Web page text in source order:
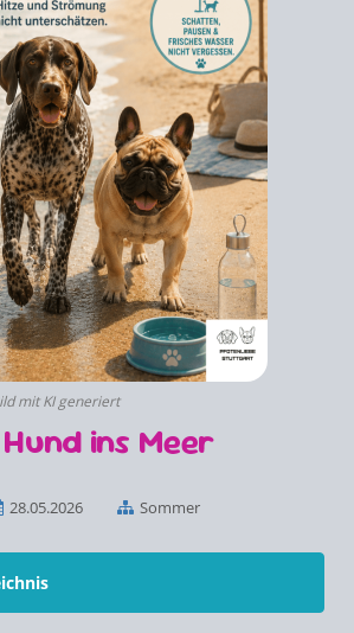
mit KI generiert
ins Meer
28.05.2026 Sommer